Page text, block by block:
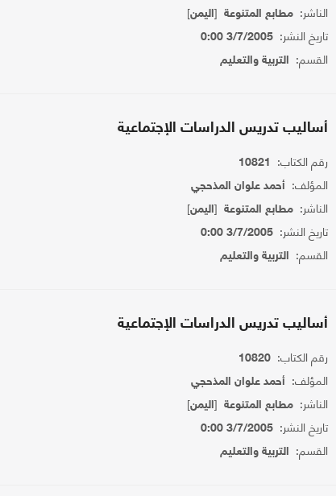
الناشر: مطابع المتنوعة[اليمن]
تاريخ النشر: 3/7/2005 0:00
القسم: التربية والتعليم
أساليب تدريس الدراسات الإجتماعية
رقم الكتاب: 10821
المؤلف: أحمد علوان المذحجي
الناشر: مطابع المتنوعة[اليمن]
تاريخ النشر: 3/7/2005 0:00
القسم: التربية والتعليم
أساليب تدريس الدراسات الإجتماعية
رقم الكتاب: 10820
المؤلف: أحمد علوان المذحجي
الناشر: مطابع المتنوعة[اليمن]
تاريخ النشر: 3/7/2005 0:00
القسم: التربية والتعليم